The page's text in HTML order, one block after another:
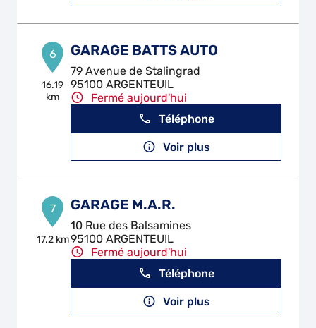
6
16.19
km
GARAGE BATTS AUTO
79 Avenue de Stalingrad
95100 ARGENTEUIL
Fermé aujourd'hui
Téléphone
Voir plus
7
17.2 km
GARAGE M.A.R.
10 Rue des Balsamines
95100 ARGENTEUIL
Fermé aujourd'hui
Téléphone
Voir plus